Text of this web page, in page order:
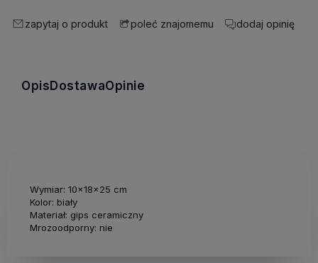
zapytaj o produkt poleć znajomemu dodaj opinię
OpisDostawaOpinie
Wymiar: 10x18x25 cm
Kolor: biały
Materiał: gips ceramiczny
Mrozoodporny: nie